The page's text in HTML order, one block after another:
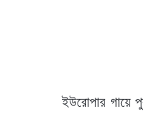
ইউরোপার গায়ে